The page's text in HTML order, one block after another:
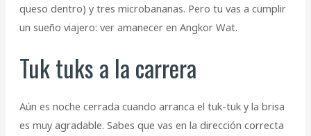
queso dentro) y tres microbananas. Pero tu vas a cumplir
un sueño viajero: ver amanecer en Angkor Wat.
Tuk tuks a la carrera
Aún es noche cerrada cuando arranca el tuk-tuk y la brisa
es muy agradable. Sabes que vas en la dirección correcta